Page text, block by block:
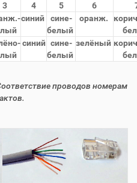
3 4 5 6
синий
сине-
белый
оранж.
синий сине-
белый
зелёный
проводов номерам